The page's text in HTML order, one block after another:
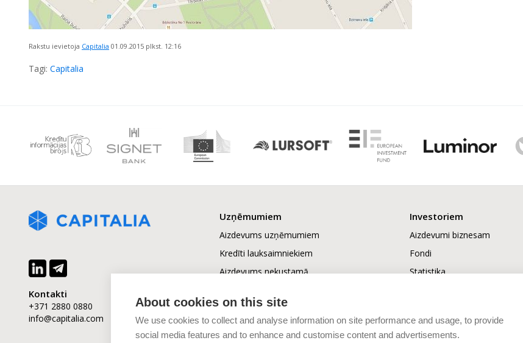
About cookies on this site
We use cookies to collect and analyse information on site performance and usage, to provide
social media features and to enhance and customise content and advertisements.
Rakstu ievietoja Capitalia 01.09.2015 plkst. 12:16
Tagi: Capitalia
Kontakti
+371 2880 0880
info@capitalia.com
Uzņēmumiem
Aizdevums uzņēmumiem
Kredīti lauksaimniekiem
Aizdevums nekustamā
Finansējuma piesaiste
Uzņēmumu vērtēšana
Biznesa pārdošana
Investoriem
Aizdevumi biznesam
Fondi
Statistika